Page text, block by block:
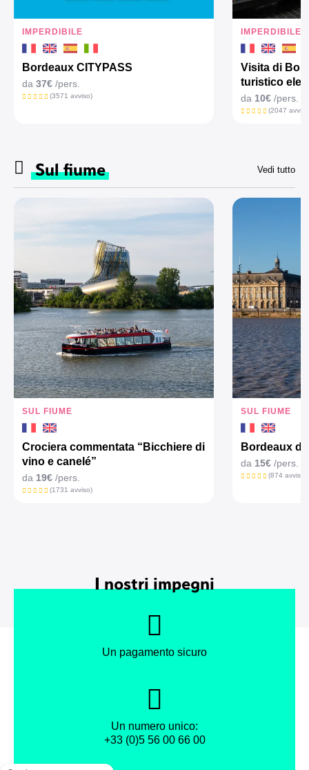
IMPERDIBILE
Bordeaux CITYPASS
da 37€ /pers.
(3571 avviso)
IMPERDIBILE
Visita di
turistico
da 10€ /pers.
(2047
Sul fiume Vedi tutto
SUL FIUME
Crociera commentata “Bicchiere di
vino e canelé”
da 19€ /pers.
(1731 avviso)
SUL FIUME
Bordeaux
da 15€ /pers.
(874 avviso)
I nostri impegni
Un pagamento sicuro
Un numero unico:
+33 (0)5 56 00 66 00